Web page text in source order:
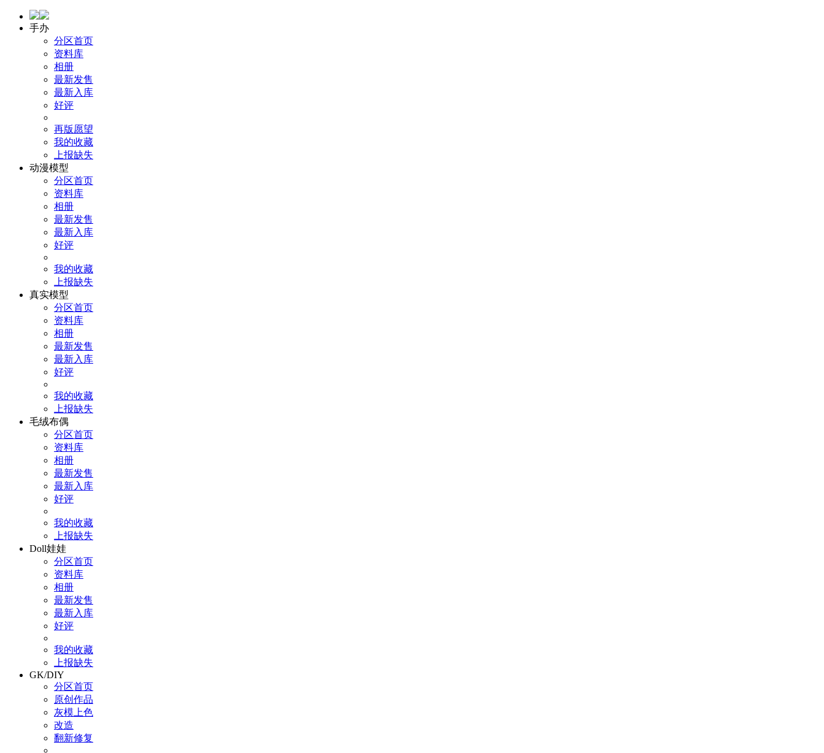
手办
分区首页
资料库
相册
最新发售
最新入库
好评
再版愿望
我的收藏
上报缺失
动漫模型
分区首页
资料库
相册
最新发售
最新入库
好评
我的收藏
上报缺失
真实模型
分区首页
资料库
相册
最新发售
最新入库
好评
我的收藏
上报缺失
毛绒布偶
分区首页
资料库
相册
最新发售
最新入库
好评
我的收藏
上报缺失
Doll娃娃
分区首页
资料库
相册
最新发售
最新入库
好评
我的收藏
上报缺失
GK/DIY
分区首页
原创作品
灰模上色
改造
翻新修复